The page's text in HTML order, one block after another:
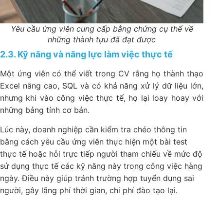
Yêu cầu ứng viên cung cấp bằng chứng cụ thể về
những thành tựu đã đạt được
2.3. Kỹ năng và năng lực làm việc thực tế
Một ứng viên có thể viết trong CV rằng họ thành thạo
Excel nâng cao, SQL và có khả năng xử lý dữ liệu lớn,
nhưng khi vào công việc thực tế, họ lại loay hoay với
những bảng tính cơ bản.
Lúc này, doanh nghiệp cần kiểm tra chéo thông tin
bằng cách yêu cầu ứng viên thực hiện một bài test
thực tế hoặc hỏi trực tiếp người tham chiếu về mức độ
sử dụng thực tế các kỹ năng này trong công việc hàng
ngày. Điều này giúp tránh trường hợp tuyển dụng sai
người, gây lãng phí thời gian, chi phí đào tạo lại.